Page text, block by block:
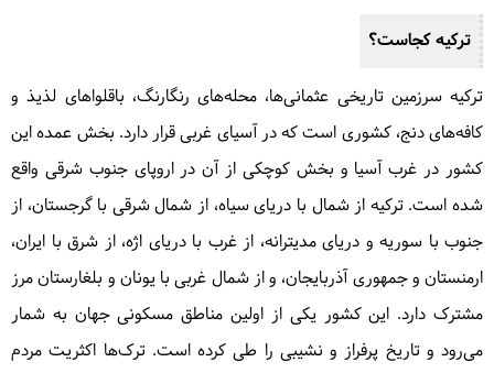
ترانسفر فرودگاه استانبول رزرو آنلاین با
کارت شتاب | مرداد ۱۴۰۵
همه روزه
ترکیه کجاست؟
ترکیه سرزمین تاریخی عثمانی‌ها، محله‌های رنگارنگ، باقلواهای لذیذ و
کافه‌های دنج، کشوری است که در آسیای غربی قرار دارد. بخش عمده این
کشور در غرب آسیا و بخش کوچکی از آن در اروپای جنوب شرقی واقع
شده است. ترکیه از شمال با دریای سیاه، از شمال شرقی با گرجستان، از
جنوب با سوریه و دریای مدیترانه، از غرب با دریای اژه، از شرق با ایران،
ارمنستان و جمهوری آذربایجان، و از شمال غربی با یونان و بلغارستان مرز
مشترک دارد. این کشور یکی از اولین مناطق مسکونی جهان به شمار
می‌رود و تاریخ پرفراز و نشیبی را طی کرده است. ترک‌ها اکثریت مردم